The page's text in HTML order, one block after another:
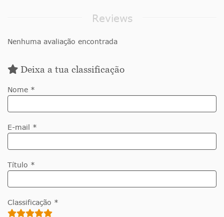
Reviews
Nenhuma avaliação encontrada
Deixa a tua classificação
Nome *
E-mail *
Título *
Classificação *